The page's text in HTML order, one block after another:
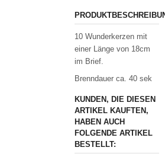
10 Wunderkerzen mit
einer Länge von 18cm
im Brief.
Brenndauer ca. 40 sek
KUNDEN, DIE DIESEN
ARTIKEL KAUFTEN,
HABEN AUCH
FOLGENDE ARTIKEL
BESTELLT: